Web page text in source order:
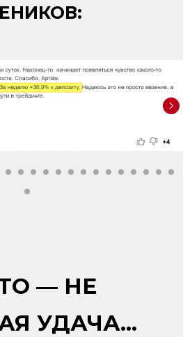
— НЕ
УДАЧА…